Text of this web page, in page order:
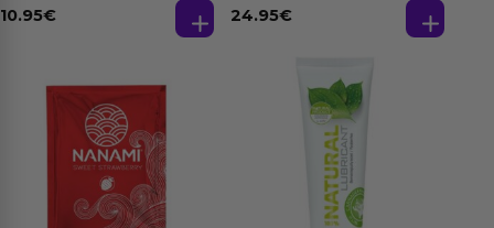
Dilatación Base Agua
10.95€ 24.95€